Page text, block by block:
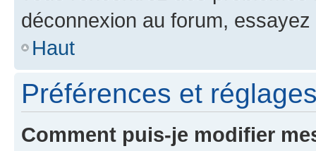
déconnexion au forum,
Haut
Préférences et
Comment puis-je modifier